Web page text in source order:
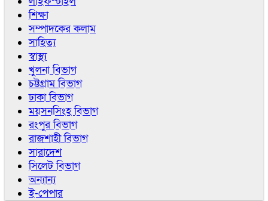
শিক্ষা
সম্পাদকের কলাম
সাহিত্য
স্বাস্থ্য
খুলনা বিভাগ
চট্টগ্রাম বিভাগ
ঢাকা বিভাগ
ময়সনসিংহ বিভাগ
রংপুর বিভাগ
রাজশাহী বিভাগ
সারাদেশ
সিলেট বিভাগ
অন্যান্য
ই-পেপার